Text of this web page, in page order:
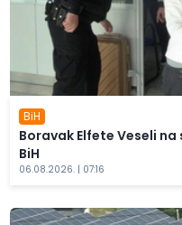
BiH
Boravak Elfete Veseli
BiH
06.08.2026. | 07:16